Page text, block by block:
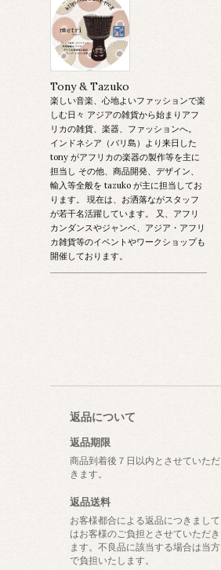
Tony & Tazuko
楽しい音楽、心地よいファッションで楽
しむ日々 アジアの雑貨から始まりアフ
リカの雑貨、楽器、ファッションへ。
インドネシア（バリ島）より来日した
tony がアフリカの楽器の製作等を主に
担当し その他、商品開発、デザイン、
輸入等全般を tazuko が主に担当してお
ります。 現在は、お洒落ながスタッフ
が若干名活躍しています。 又、アフリ
カンダンスやジャンベ、アジア・アフリ
カ雑貨等のイベントやワークショップも
開催しております。
返品について
返品期限
商品到着後７日以内とさせていただ
きます。
返品送料
お客様都合による返品につきまして
はお客様のご負担とさせていただき
ます。不良品に該当する場合は当方
で負担いたします。